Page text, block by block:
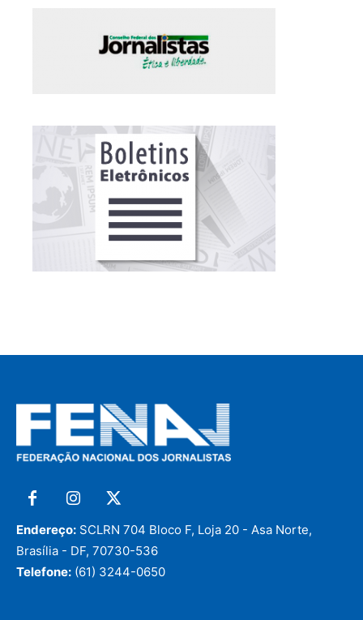
Endereço: SCLRN 704 Bloco F, Loja 20 - Asa Norte,
Brasília - DF, 70730-536
Telefone: (61) 3244-0650